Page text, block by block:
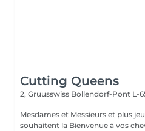
Cutting Queens
2, Gruusswiss Bollendorf-Pont L-
Mesdames et Messieurs et plus jeunes, Les Cutting
souhaitent la Bienvenue à vos